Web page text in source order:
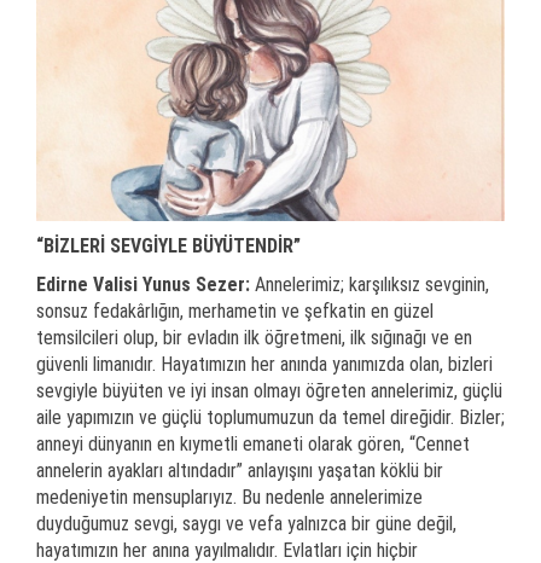
“BİZLERİ SEVGİYLE BÜYÜTENDİR”
Edirne Valisi Yunus Sezer: Annelerimiz; karşılıksız sevginin,
sonsuz fedakârlığın, merhametin ve şefkatin en güzel
temsilcileri olup, bir evladın ilk öğretmeni, ilk sığınağı ve en
güvenli limanıdır. Hayatımızın her anında yanımızda olan, bizleri
sevgiyle büyüten ve iyi insan olmayı öğreten annelerimiz, güçlü
aile yapımızın ve güçlü toplumumuzun da temel direğidir. Bizler;
anneyi dünyanın en kıymetli emaneti olarak gören, “Cennet
annelerin ayakları altındadır” anlayışını yaşatan köklü bir
medeniyetin mensuplarıyız. Bu nedenle annelerimize
duyduğumuz sevgi, saygı ve vefa yalnızca bir güne değil,
hayatımızın her anına yayılmalıdır. Evlatları için hiçbir